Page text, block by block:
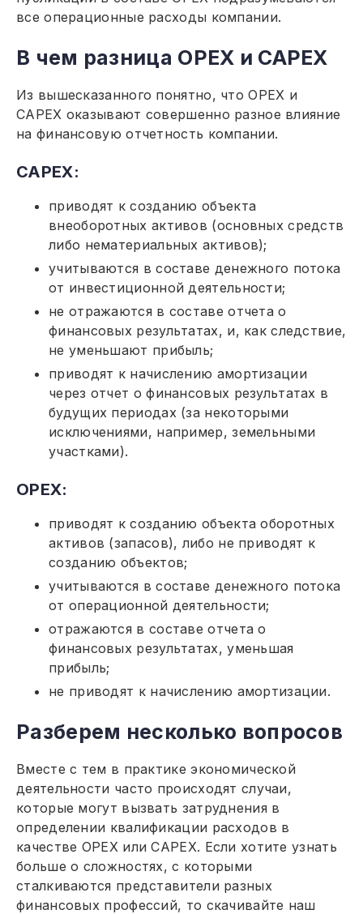
все операционные расходы компании.
В чем разница ОРЕХ и САРЕХ
Из вышесказанного понятно, что ОРЕХ и
САРЕХ оказывают совершенно разное влияние
на финансовую отчетность компании.
САРЕХ:
приводят к созданию объекта
внеоборотных активов (основных средств
либо нематериальных активов);
учитываются в составе денежного потока
от инвестиционной деятельности;
не отражаются в составе отчета о
финансовых результатах, и, как следствие,
не уменьшают прибыль;
приводят к начислению амортизации
через отчет о финансовых результатах в
будущих периодах (за некоторыми
исключениями, например, земельными
участками).
ОРЕХ:
приводят к созданию объекта оборотных
активов (запасов), либо не приводят к
созданию объектов;
учитываются в составе денежного потока
от операционной деятельности;
отражаются в составе отчета о
финансовых результатах, уменьшая
прибыль;
не приводят к начислению амортизации.
Разберем несколько вопросов
Вместе с тем в практике экономической
деятельности часто происходят случаи,
которые могут вызвать затруднения в
определении квалификации расходов в
качестве ОРЕХ или САРЕХ. Если хотите узнать
больше о сложностях, с которыми
сталкиваются представители разных
финансовых профессий, то скачивайте наш